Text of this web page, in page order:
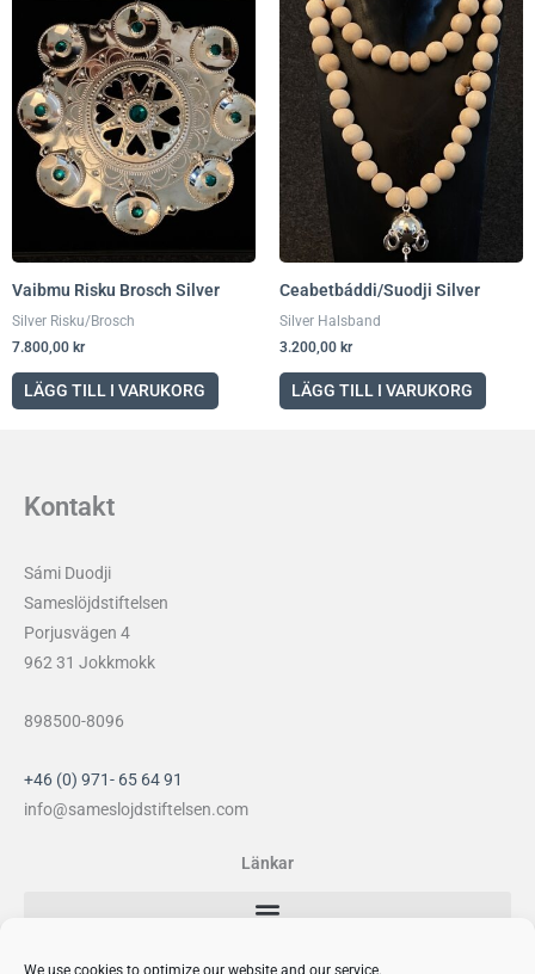
We use cookies to optimize our website and our service.
Vaibmu Risku Brosch Silver
Silver Risku/Brosch
7.800,00 kr
LÄGG TILL I VARUKORG
Ceabetbáddi/Suodji Silver
Silver Halsband
3.200,00 kr
LÄGG TILL I VARUKORG
Kontakt
Sámi Duodji
Sameslöjdstiftelsen
Porjusvägen 4
962 31 Jokkmokk
898500-8096
+46 (0) 971- 65 64 91
info@sameslojdstiftelsen.com
Länkar